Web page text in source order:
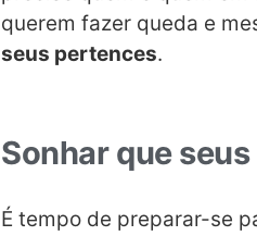
querem fazer queda e
seus pertences.
Sonhar que
É tempo de preparar-se